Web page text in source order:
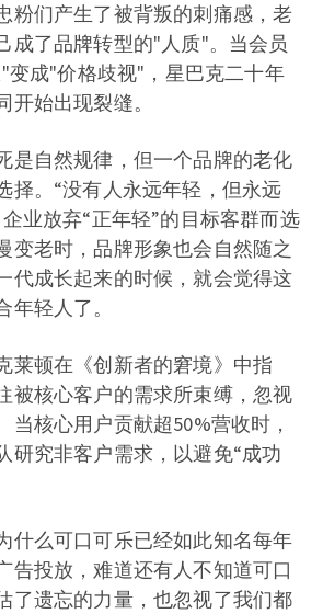
粉们产生了被背叛的刺痛感，老
成了品牌转型的"人质"。当会员
变成"价格歧视"，星巴克二十年
始出现裂缝。
是自然规律，但一个品牌的老化
择。“没有人永远年轻，但永远
业放弃“正年轻”的目标客群而选
变老时，品牌形象也会自然随之
代成长起来的时候，就会觉得这
轻人了。
莱顿在《创新者的窘境》中指
被核心客户的需求所束缚，忽视
当核心用户贡献超50%营收时，
研究非客户需求，以避免“成功
什么可口可乐已经如此知名每年
告投放，难道还有人不知道可口
了遗忘的力量，也忽视了我们都